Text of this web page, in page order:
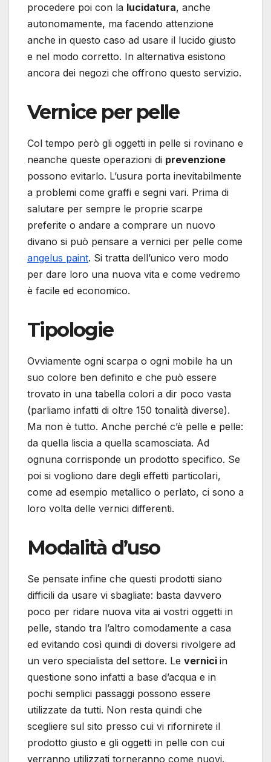
procedere poi con la lucidatura, anche
autonomamente, ma facendo attenzione
anche in questo caso ad usare il lucido giusto
e nel modo corretto. In alternativa esistono
ancora dei negozi che offrono questo servizio.
Vernice per pelle
Col tempo però gli oggetti in pelle si rovinano e
neanche queste operazioni di prevenzione
possono evitarlo. L’usura porta inevitabilmente
a problemi come graffi e segni vari. Prima di
salutare per sempre le proprie scarpe
preferite o andare a comprare un nuovo
divano si può pensare a vernici per pelle come
angelus paint. Si tratta dell’unico vero modo
per dare loro una nuova vita e come vedremo
è facile ed economico.
Tipologie
Ovviamente ogni scarpa o ogni mobile ha un
suo colore ben definito e che può essere
trovato in una tabella colori a dir poco vasta
(parliamo infatti di oltre 150 tonalità diverse).
Ma non è tutto. Anche perché c’è pelle e pelle:
da quella liscia a quella scamosciata. Ad
ognuna corrisponde un prodotto specifico. Se
poi si vogliono dare degli effetti particolari,
come ad esempio metallico o perlato, ci sono a
loro volta delle vernici differenti.
Modalità d’uso
Se pensate infine che questi prodotti siano
difficili da usare vi sbagliate: basta davvero
poco per ridare nuova vita ai vostri oggetti in
pelle, stando tra l’altro comodamente a casa
ed evitando così quindi di doversi rivolgere ad
un vero specialista del settore. Le vernici in
questione sono infatti a base d’acqua e in
pochi semplici passaggi possono essere
utilizzate da tutti. Non resta quindi che
scegliere sul sito presso cui vi rifornirete il
prodotto giusto e gli oggetti in pelle con cui
verranno utilizzati torneranno come nuovi.